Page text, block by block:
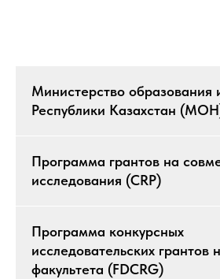
Министерство образования
Республики Казахстан
Программа грантов на
исследования (CRP)
Программа конкурсных
исследовательских грантов
факультета (FDCRG)